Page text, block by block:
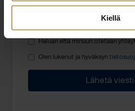
Kiellä
Haluan että minuun otetaan
Olen lukenut ja hyväksyn